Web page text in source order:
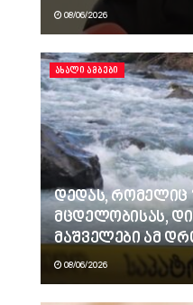
08/06/2026
ᲐᲮᲐᲚᲘ ᲐᲛᲑᲔᲑᲘ
დედას, რომელიც
მცდელობისას,
მაშველები ამ
08/06/2026